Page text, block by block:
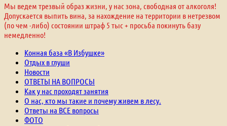
Мы ведем трезвый образ жизни, у нас зона, свободная от алкоголя!
Допускается выпить вина, за нахождение на территории в нетрезвом
(по чем -либо) состоянии штраф 5 тыс + просьба покинуть базу
немедленно!
Конная база «В Избушке»
Отдых в глуши
Новости
ОТВЕТЫ НА ВОПРОСЫ
Как у нас проходят занятия
О нас, кто мы такие и почему живем в лесу.
Ответы на ВСЕ вопросы
ФОТО